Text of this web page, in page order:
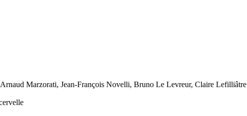
Marzorati, Jean-François Novelli, Bruno Le Levreur, Claire Lefilliâtre